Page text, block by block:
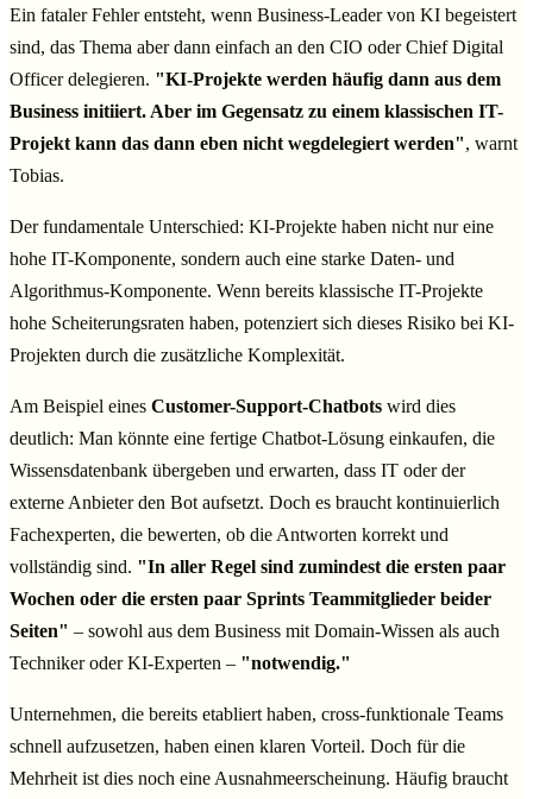
Ein fataler Fehler entsteht, wenn Business-Leader von KI begeistert
sind, das Thema aber dann einfach an den CIO oder Chief Digital
Officer delegieren. "KI-Projekte werden häufig dann aus dem
Business initiiert. Aber im Gegensatz zu einem klassischen IT-
Projekt kann das dann eben nicht wegdelegiert werden", warnt
Tobias.
Der fundamentale Unterschied: KI-Projekte haben nicht nur eine
hohe IT-Komponente, sondern auch eine starke Daten- und
Algorithmus-Komponente. Wenn bereits klassische IT-Projekte
hohe Scheiterungsraten haben, potenziert sich dieses Risiko bei KI-
Projekten durch die zusätzliche Komplexität.
Am Beispiel eines Customer-Support-Chatbots wird dies
deutlich: Man könnte eine fertige Chatbot-Lösung einkaufen, die
Wissensdatenbank übergeben und erwarten, dass IT oder der
externe Anbieter den Bot aufsetzt. Doch es braucht kontinuierlich
Fachexperten, die bewerten, ob die Antworten korrekt und
vollständig sind. "In aller Regel sind zumindest die ersten paar
Wochen oder die ersten paar Sprints Teammitglieder beider
Seiten" – sowohl aus dem Business mit Domain-Wissen als auch
Techniker oder KI-Experten – "notwendig."
Unternehmen, die bereits etabliert haben, cross-funktionale Teams
schnell aufzusetzen, haben einen klaren Vorteil. Doch für die
Mehrheit ist dies noch eine Ausnahmeerscheinung. Häufig braucht